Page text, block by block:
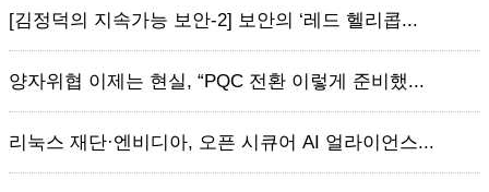
[김정덕의 지속가능 보안-2] 보안의 ‘레드 헬리콥...
양자위협 이제는 현실, “PQC 전환 이렇게 준비했...
리눅스 재단·엔비디아, 오픈 시큐어 AI 얼라이언스...